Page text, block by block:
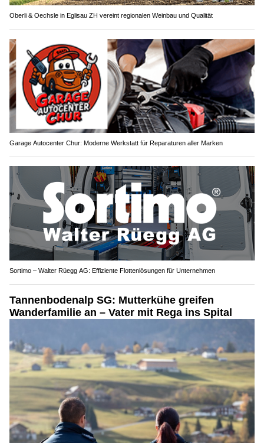
Oberli & Oechsle in Eglisau ZH vereint regionalen Weinbau und Qualität
Garage Autocenter Chur: Moderne Werkstatt für Reparaturen aller Marken
Sortimo – Walter Rüegg AG: Effiziente Flottenlösungen für Unternehmen
Tannenbodenalp SG: Mutterkühe greifen
Wanderfamilie an – Vater mit Rega ins Spital